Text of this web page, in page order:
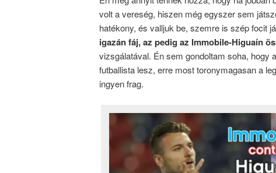
volt a vereség, hiszen még egyszer sem
hatékony, és valljuk be, szemre is szép focit
igazán fáj, az pedig az Immobile-Higuaín
vizsgálatával. Én sem gondoltam soha, hogy
futballista lesz, erre most toronymagasan a
ingyen frag.